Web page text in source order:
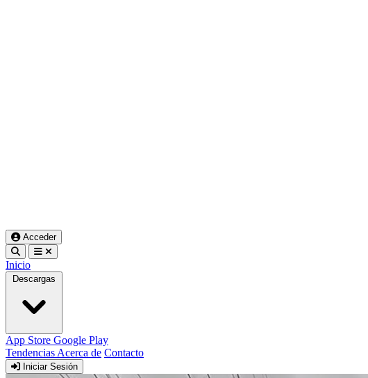
Acceder
Inicio
Descargas
App Store Google Play
Tendencias Acerca de Contacto
Iniciar Sesión